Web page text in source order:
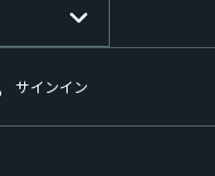
サインイン